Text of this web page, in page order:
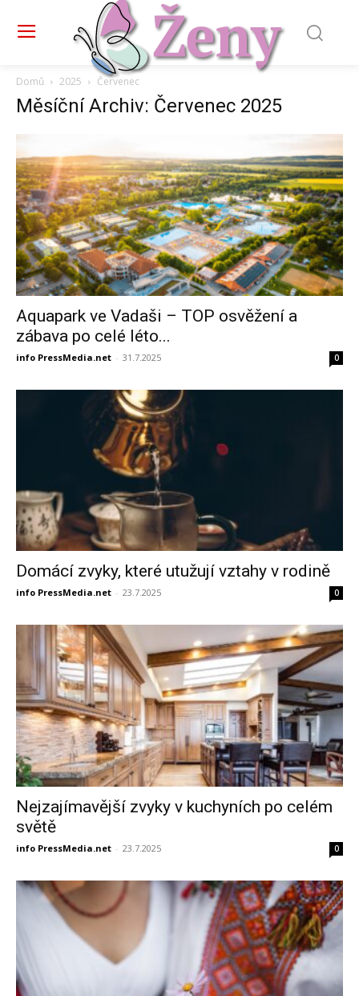
Domů 2025 Červenec
Měsíční Archiv: Červenec 2025
Aquapark ve Vadaši – TOP osvěžení a
zábava po celé léto...
info PressMedia.net - 31.7.2025 0
Domácí zvyky, které utužují vztahy v rodině
info PressMedia.net - 23.7.2025 0
Nejzajímavější zvyky v kuchyních po celém
světě
info PressMedia.net - 23.7.2025 0